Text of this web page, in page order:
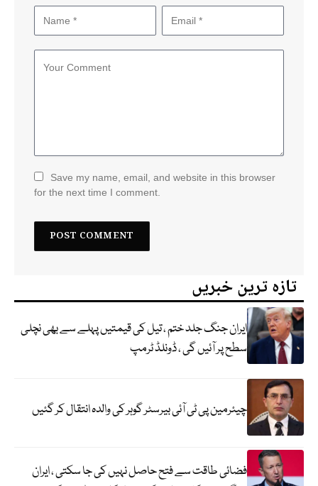
Save my name, email, and website in this browser
for the next time I comment.
تازہ ترین خبریں
ایران جنگ جلد ختم ، تیل کی قیمتیں پہلے سے بھی نچلی
سطح پر آئیں گی ، ڈونلڈ ٹرمپ
چیئرمین پی ٹی آئی بیرسٹر گوہر کی والدہ انتقال کر گئیں
فضائی طاقت سے فتح حاصل نہیں کی جا سکتی ، ایران